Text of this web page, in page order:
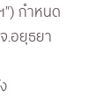
กำหนด
.อยุธยา